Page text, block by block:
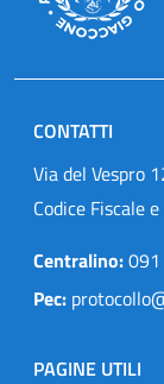
CONTATTI
Via del Vespro
Codice Fiscale
Centralino:
Pec:
PAGINE UTILI